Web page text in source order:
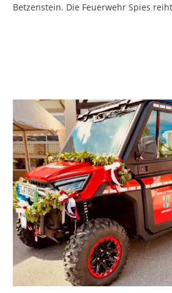
Betzenstein. Die Feuerwehr Spies